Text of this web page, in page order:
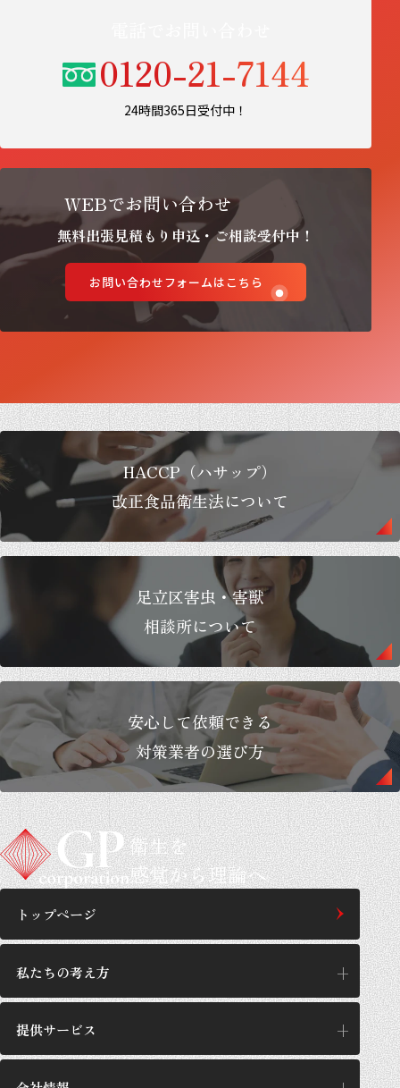
0120-21-7144
24時間365日受付中！
WEBでお問い合わせ
無料出張見積もり申込・ご相談受付中！
お問い合わせフォームはこちら
HACCP（ハサップ）
改正食品衛生法について
足立区害虫・害獣
相談所について
安心して依頼できる
対策業者の選び方
衛生を
感覚から理論へ
トップページ
私たちの考え方
私たちの考え方
提供サービス